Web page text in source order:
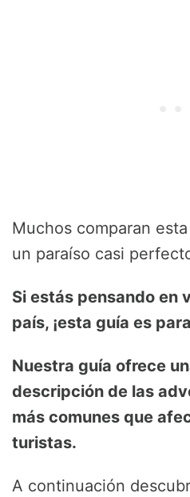
Muchos comparan
un paraíso casi
Si estás pensando en
país, ¡esta guía es
Nuestra guía ofrece
descripción de las
más comunes que
turistas.
A continuación